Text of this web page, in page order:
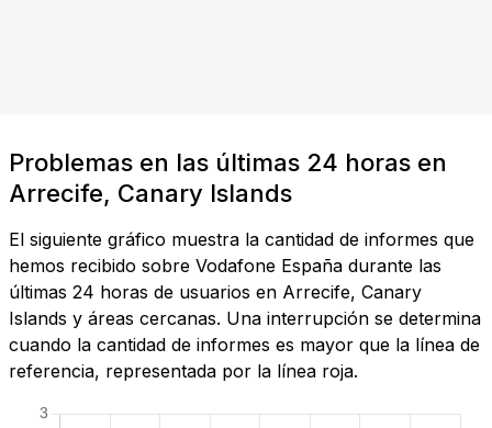
Problemas en las últimas 24 horas en
Arrecife, Canary Islands
El siguiente gráfico muestra la cantidad de informes que
hemos recibido sobre Vodafone España durante las
últimas 24 horas de usuarios en Arrecife, Canary
Islands y áreas cercanas. Una interrupción se determina
cuando la cantidad de informes es mayor que la línea de
referencia, representada por la línea roja.